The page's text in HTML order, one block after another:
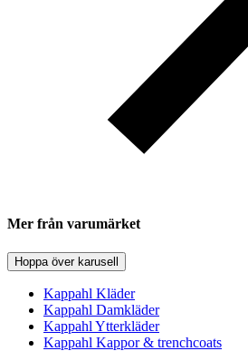
Mer från varumärket
Hoppa över karusell
Kappahl Kläder
Kappahl Damkläder
Kappahl Ytterkläder
Kappahl Kappor & trenchcoats